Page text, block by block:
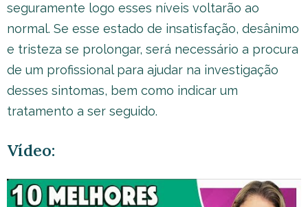
seguramente logo esses níveis voltarão ao
normal. Se esse estado de insatisfação, desânimo
e tristeza se prolongar, será necessário a procura
de um profissional para ajudar na investigação
desses sintomas, bem como indicar um
tratamento a ser seguido.
Vídeo: